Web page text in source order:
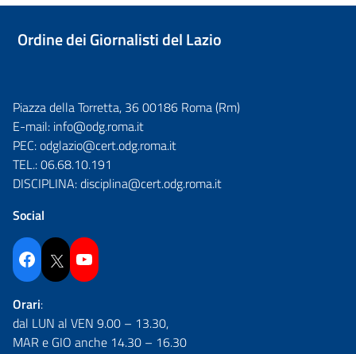
Ordine dei Giornalisti del Lazio
Piazza della Torretta, 36 00186 Roma (Rm)
E-mail: info@odg.roma.it
PEC:odglazio@cert.odg.roma.it
TEL.:06.68.10.191
DISCIPLINA:disciplina@cert.odg.roma.it
Social
Facebook Twitter YouTube
Orari:
dal LUN al VEN 9.00 – 13.30,
MAR e GIO anche 14.30 – 16.30